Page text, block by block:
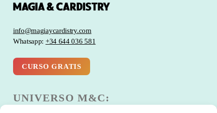
info@magiaycardistry.com
Whatsapp: +34 644 036 581
CURSO GRATIS
UNIVERSO M&C: